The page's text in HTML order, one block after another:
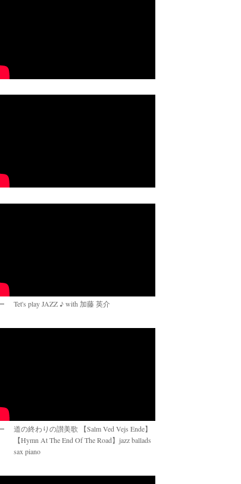
Tet's play JAZZ ♪ with 加藤 英介
道の終わりの讃美歌 【Salm Ved Vejs Ende】
【Hymn At The End Of The Road】jazz ballads
sax piano